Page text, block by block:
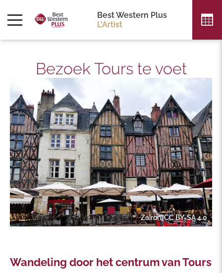
Best Western Plus
L'Artist
Bezoek Tours te voet
Zairon, CC BY-SA 4.0
Wandeling door het centrum van Tours